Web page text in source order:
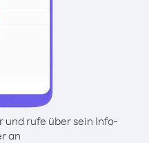
und rufe über sein Info-
an